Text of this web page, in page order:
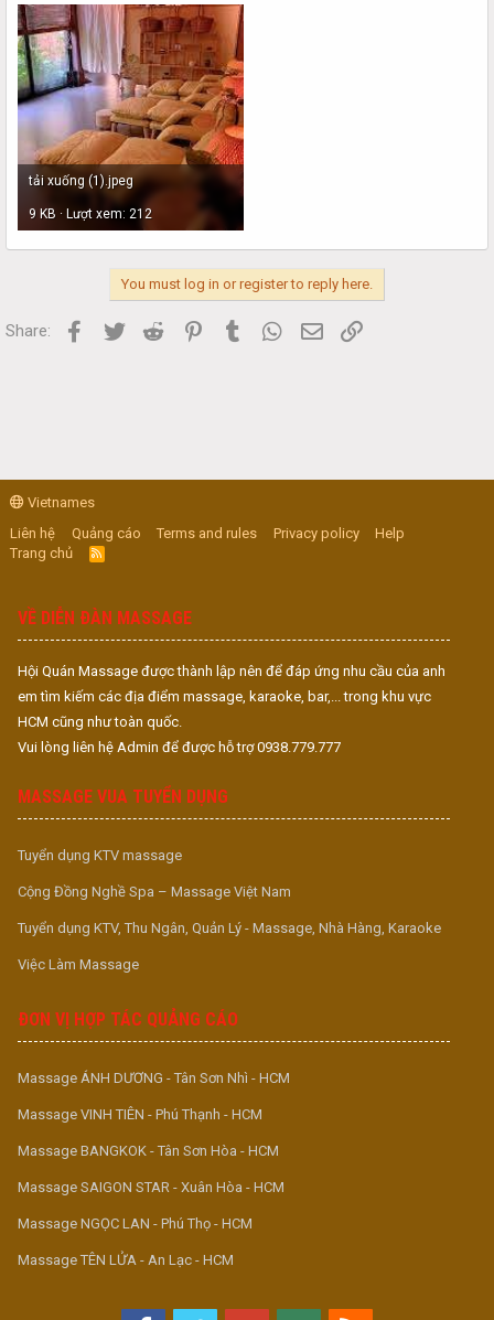
tải xuống (1).jpeg
9 KB · Lượt xem: 212
You must log in or register to reply here.
Share: Facebook
Twitter Reddit PinterestTumblr WhatsApp
Email
Vietnames
Liên hệ
Quảng cáo Terms and rules Privacy policy
Help
Trang chủ
R
S
VỀ DIỄN ĐÀN MASSAGE
Hội Quán Massage được thành lập nên để đáp ứng nhu cầu của anh
em tìm kiếm các địa điểm massage, karaoke, bar,... trong khu vực
HCM cũng như toàn quốc.
Vui lòng liên hệ Admin để được hỗ trợ 0938.779.777
MASSAGE VUA TUYỂN DỤNG
Tuyển dụng KTV massage
Cộng Đồng Nghề Spa – Massage Việt Nam
Tuyển dụng KTV, Thu Ngân, Quản Lý - Massage, Nhà Hàng, Karaoke
Việc Làm Massage
ĐƠN VỊ HỢP TÁC QUẢNG CÁO
Massage ÁNH DƯƠNG - Tân Sơn Nhì - HCM
Massage VINH TIÊN - Phú Thạnh - HCM
Massage BANGKOK - Tân Sơn Hòa - HCM
Massage SAIGON STAR - Xuân Hòa - HCM
Massage NGỌC LAN - Phú Thọ - HCM
Massage TÊN LỬA - An Lạc - HCM